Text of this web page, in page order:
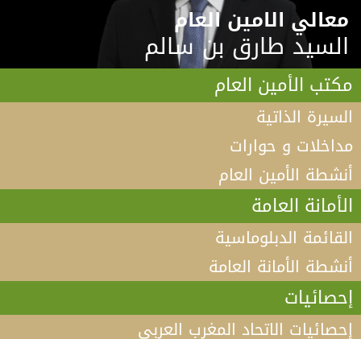
معالي الامين العام
السيد طارق بن سالم
مكتب الأمين العام
السيرة الذاتية
مداخلات و حوارات
أنشطة الأمين العام
الأمانة العامة
القائمة الدبلوماسية
أنشطة الأمانة العامة
إحصائيات
إحصائيات الاتحاد المغرب العربي